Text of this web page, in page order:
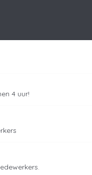
4 uur!